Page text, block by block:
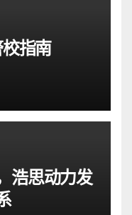
指南
浩思动力发